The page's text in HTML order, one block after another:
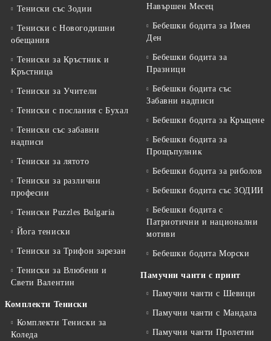
Тениски със Зодии
Тениски с Новогодишни
обещания
Тениски за Кръстник и
Кръстница
Тениски за Учители
Тениски с послания с Бухал
Тениски със забавни
надписи
Тениски за лятото
Тениски за различни
професии
Тениски Puzzles Bulgaria
Йога тениски
Тениски за Трифон зарезан
Тениски за Влюбени и
Свети Валентин
Комплекти Тениски
Комплекти Тениски за
Коледа
Навършен Месец
Бебешки бодита за Имен
Ден
Бебешки бодита за
Празници
Бебешки бодита със
Забавни надписи
Бебешки бодита за Кръщене
Бебешки бодита за
Прощъпулник
Бебешки бодита за риболов
Бебешки бодита със ЗОДИИ
Бебешки бодита с
Патриотични и национални
мотиви
Бебешки бодита Морски
Памучни чанти с принт
Памучни чанти с Шевици
Памучни чанти с Мандала
Памучни чанти Пролетни